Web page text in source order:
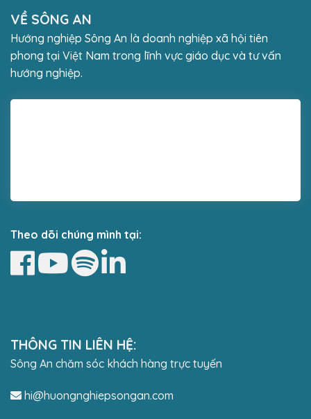
VỀ SÔNG AN
Hướng nghiệp Sông An là doanh nghiệp xã hội tiên
phong tại Việt Nam trong lĩnh vực giáo dục và tư vấn
hướng nghiệp.
Theo dõi chúng mình tại:
THÔNG TIN LIÊN HỆ:
Sông An chăm sóc khách hàng trực tuyến
hi@huongnghiepsongan.com